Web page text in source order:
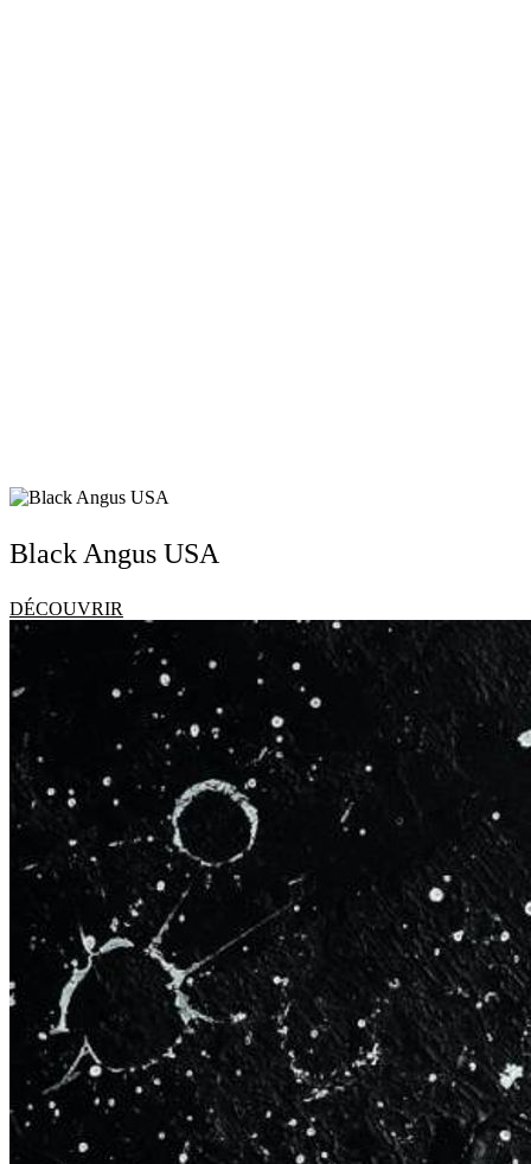
Black Angus USA
DÉCOUVRIR